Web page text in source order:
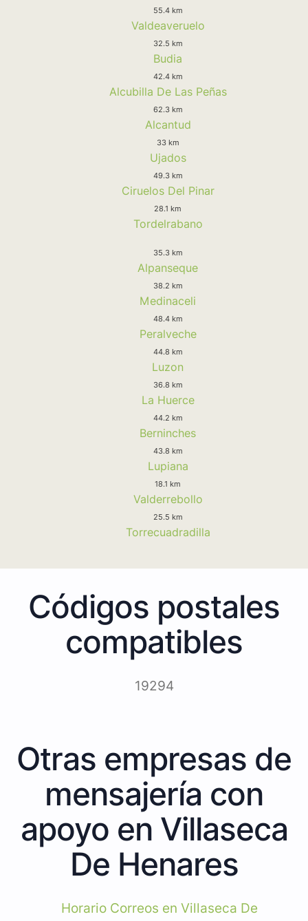
55.4 km
Valdeaveruelo
32.5 km
Budia
42.4 km
Alcubilla De Las Peñas
62.3 km
Alcantud
33 km
Ujados
49.3 km
Ciruelos Del Pinar
28.1 km
Tordelrabano
35.3 km
Alpanseque
38.2 km
Medinaceli
48.4 km
Peralveche
44.8 km
Luzon
36.8 km
La Huerce
44.2 km
Berninches
43.8 km
Lupiana
18.1 km
Valderrebollo
25.5 km
Torrecuadradilla
Códigos postales
compatibles
19294
Otras empresas de
mensajería con
apoyo en Villaseca
De Henares
Horario Correos en Villaseca De